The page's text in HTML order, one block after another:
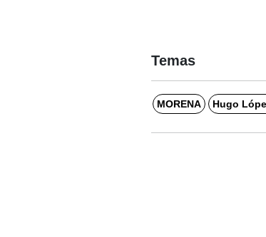
Temas
MORENA Hugo